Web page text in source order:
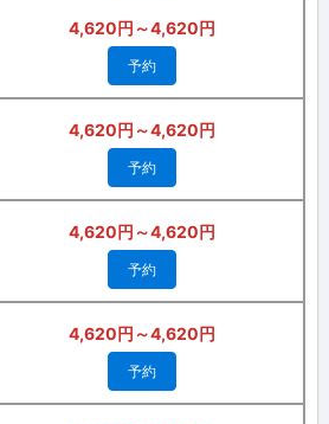
4,620円～4,620円
予約
4,620円～4,620円
予約
4,620円～4,620円
予約
4,620円～4,620円
予約